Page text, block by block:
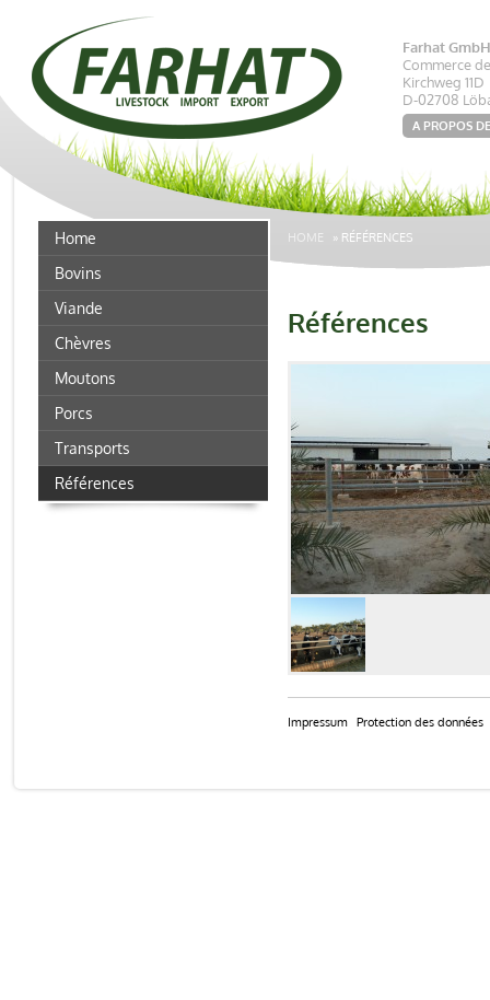
Farhat GmbH
Commerce
Kirchweg 11D
D-02708
A PROPOS
Home
Bovins
Viande
Chèvres
Moutons
Porcs
Transports
Références
HOME » RÉFÉRENCES
Références
Impressum Protection des données